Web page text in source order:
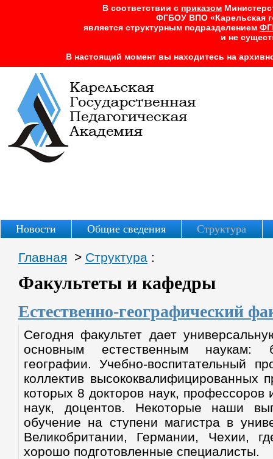
В соответствии с приказом
ФГБОУ ВПО «Карельская
является структурным подразделением
и не
В настоящий момент вы находитесь на
Новости Общие сведения Структура
Главная > Структура :
Факультеты и кафедры
Естественно-географический
Сегодня факультет дает
основным естественным наукам:
географии. Учебно-воспитательный
коллектив высококвалифицированных
которых 8 докторов наук, профессоров
наук, доцентов. Некоторые наши
обучение на ступени магистра в
Великобритании, Германии, Чехии,
хорошо подготовленные специалисты.